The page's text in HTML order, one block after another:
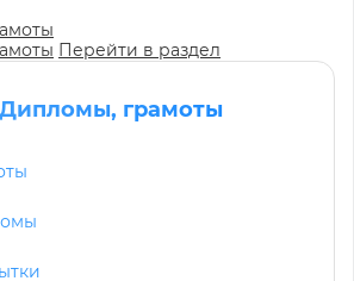
Перейти в раздел
Дипломы, грамоты